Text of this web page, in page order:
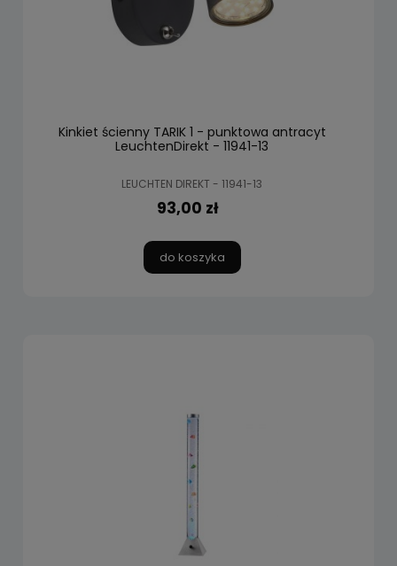
Kinkiet ścienny TARIK 1 - punktowa antracyt
LeuchtenDirekt - 11941-13
LEUCHTEN DIREKT - 11941-13
93,00 zł
do koszyka